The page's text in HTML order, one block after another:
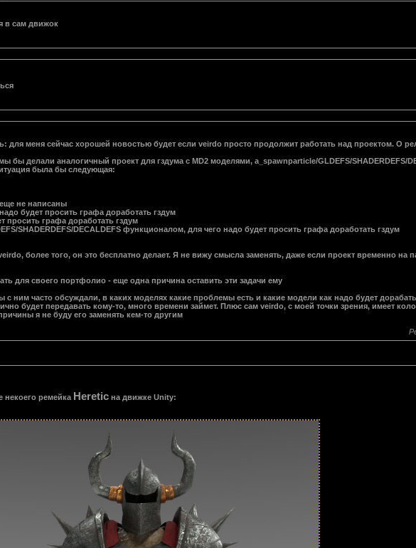
в сам движок
меня сейчас хорошей новостью будет если veirdo просто продолжит работать над проектом. О
бы делали аналогичный проект для гздума с MD2 моделями, a_spawnparticle/GLDEFS/SHADERDEFS/
была бы следующая:
не написаны
будет просить графа доработать гздум
просить графа доработать гздум
SHADERDEFS/DECALDEFS функционалом, для чего надо будет просить графа доработать гздум
более того, он это бесплатно делает. Я не вижу смысла заменять, даже если проект временно на
для своего портфолио - еще одна причина оставить эти задачи ему
ним часто обсуждали, в каких моделях какие проблемы есть и какие модели как надо будет
будет передавать кому-то, много времени займет. Плюс сам veirdo, с моей точки зрения, имеет
я не буду его заменять кем-то другим
некоего ремейка Heretic на движке Unity: